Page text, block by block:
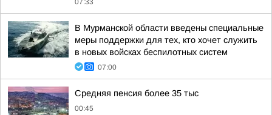
07:33
В Мурманской области введены специальные
меры поддержки для тех, кто хочет служить
в новых войсках беспилотных систем
07:00
Средняя пенсия более 35 тыс
00:45